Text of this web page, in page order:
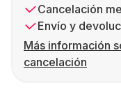
Cancelación
Envío y
Más información
cancelación